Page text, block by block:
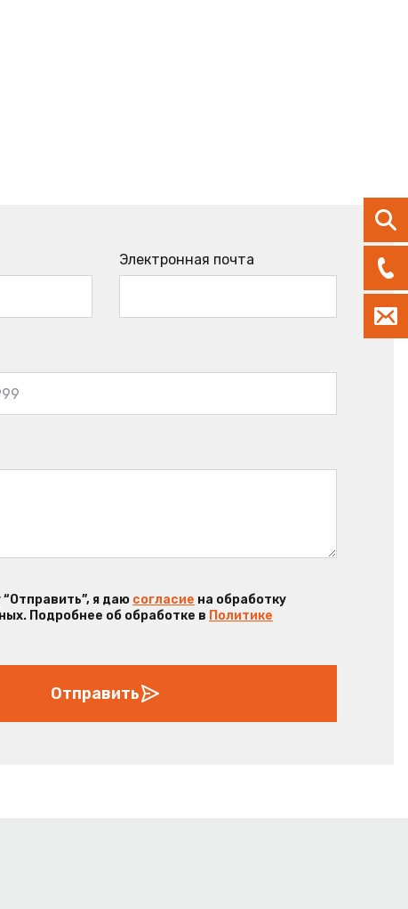
Электронная почта
я даю согласие на обработку
Подробнее об обработке в Политике
Отправить